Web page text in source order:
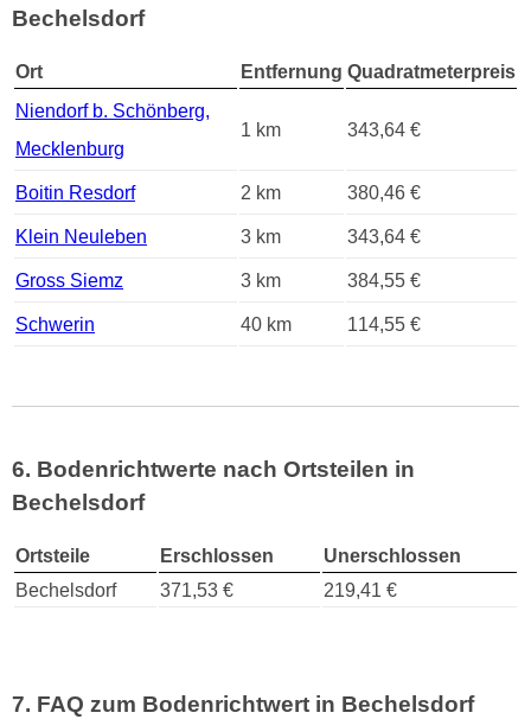
Bechelsdorf
Ort Entfernung Quadratmeterpreis
Niendorf b. Schönberg,
Mecklenburg
1 km 343,64 €
Boitin Resdorf 2 km 380,46 €
Klein Neuleben 3 km 343,64 €
Gross Siemz 3 km 384,55 €
Schwerin 40 km 114,55 €
6. Bodenrichtwerte nach Ortsteilen in
Bechelsdorf
Ortsteile Erschlossen
Unerschlossen
Bechelsdorf
371,53 € 219,41 €
7. FAQ zum Bodenrichtwert in Bechelsdorf